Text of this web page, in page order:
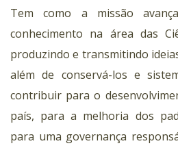
Tem como a missão
conhecimento na área das
produzindo e transmitindo
além de conservá-los e
contribuir para o
país, para a melhoria dos
para uma governança